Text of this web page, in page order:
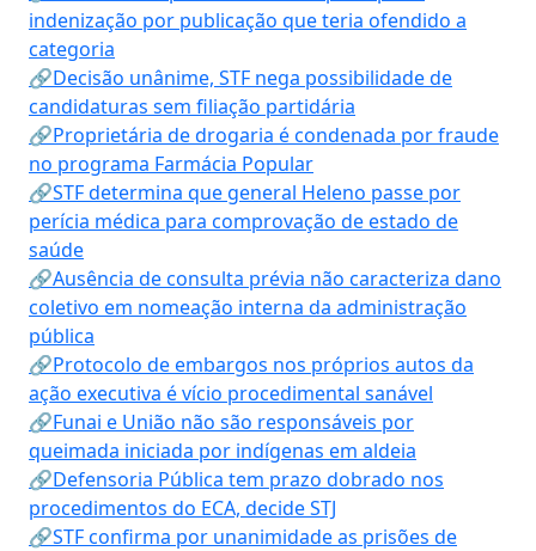
indenização por publicação que teria ofendido a
categoria
🔗Decisão unânime, STF nega possibilidade de
candidaturas sem filiação partidária
🔗Proprietária de drogaria é condenada por fraude
no programa Farmácia Popular
🔗STF determina que general Heleno passe por
perícia médica para comprovação de estado de
saúde
🔗Ausência de consulta prévia não caracteriza dano
coletivo em nomeação interna da administração
pública
🔗Protocolo de embargos nos próprios autos da
ação executiva é vício procedimental sanável
🔗Funai e União não são responsáveis por
queimada iniciada por indígenas em aldeia
🔗Defensoria Pública tem prazo dobrado nos
procedimentos do ECA, decide STJ
🔗STF confirma por unanimidade as prisões de